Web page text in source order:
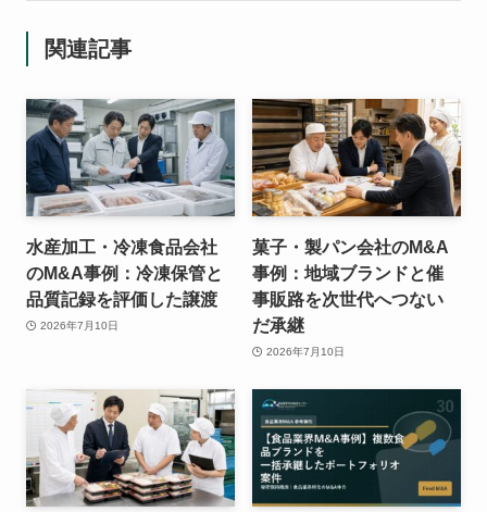
関連記事
水産加工・冷凍食品会社
のM&A事例：冷凍保管と
品質記録を評価した譲渡
2026年7月10日
菓子・製パン会社のM&A
事例：地域ブランドと催
事販路を次世代へつない
だ承継
2026年7月10日